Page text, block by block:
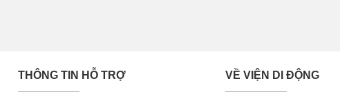
THÔNG TIN HỖ TRỢ VỀ VIỆN DI ĐỘNG